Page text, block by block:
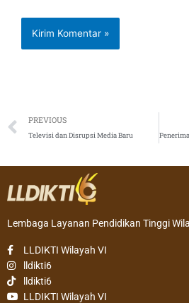
Prev
PREVIOUS
Televisi dan Disrupsi Media Baru
Lembaga Layanan Pendidikan Tinggi
LLDIKTI Wilayah VI
lldikti6
lldikti6
LLDIKTI Wilayah VI